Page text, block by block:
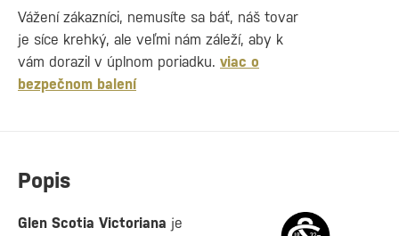
Popis
Glen Scotia Victoriana je
Vážení zákazníci, nemusíte sa báť, náš tovar
je síce krehký, ale veľmi nám záleží, aby k
vám dorazil v úplnom poriadku. viac o
bezpečnom balení